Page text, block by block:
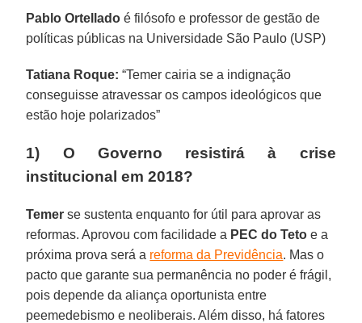
Pablo Ortellado é filósofo e professor de gestão de
políticas públicas na Universidade São Paulo (USP)
Tatiana Roque: “Temer cairia se a indignação
conseguisse atravessar os campos ideológicos que
estão hoje polarizados”
1) O Governo resistirá à crise
institucional em 2018?
Temer se sustenta enquanto for útil para aprovar as
reformas. Aprovou com facilidade a PEC do Teto e a
próxima prova será a reforma da Previdência. Mas o
pacto que garante sua permanência no poder é frágil,
pois depende da aliança oportunista entre
peemedebismo e neoliberais. Além disso, há fatores